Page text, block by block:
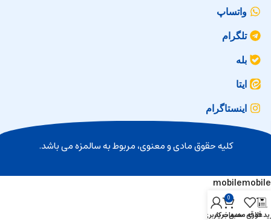
واتساپ
تلگرام
بله
ایتا
اینستاگرام
کلیه حقوق مادی و معنوی‌، مربوط به سالمزه می باشد.
فوری
علاقه مندی
0
سبد خرید
حساب کاربری من